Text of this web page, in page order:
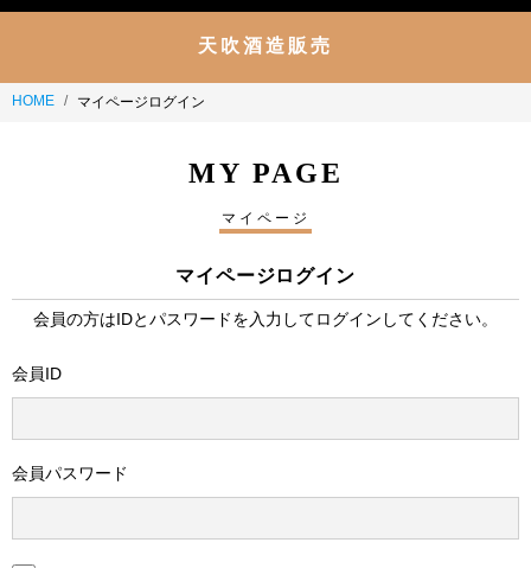
天吹酒造販売
HOME マイページログイン
MY PAGE
マイページ
マイページログイン
会員の方はIDとパスワードを入力してログインしてください。
会員ID
会員パスワード